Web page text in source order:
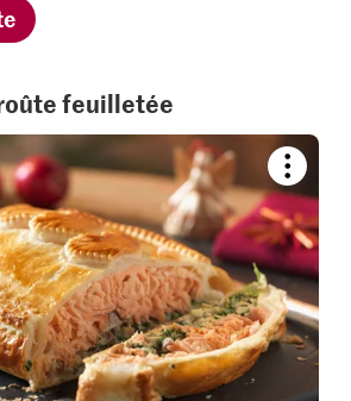
feuilletée
recipe
or
add
it
to
your